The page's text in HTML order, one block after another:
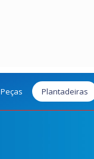
Peças Plantadeiras